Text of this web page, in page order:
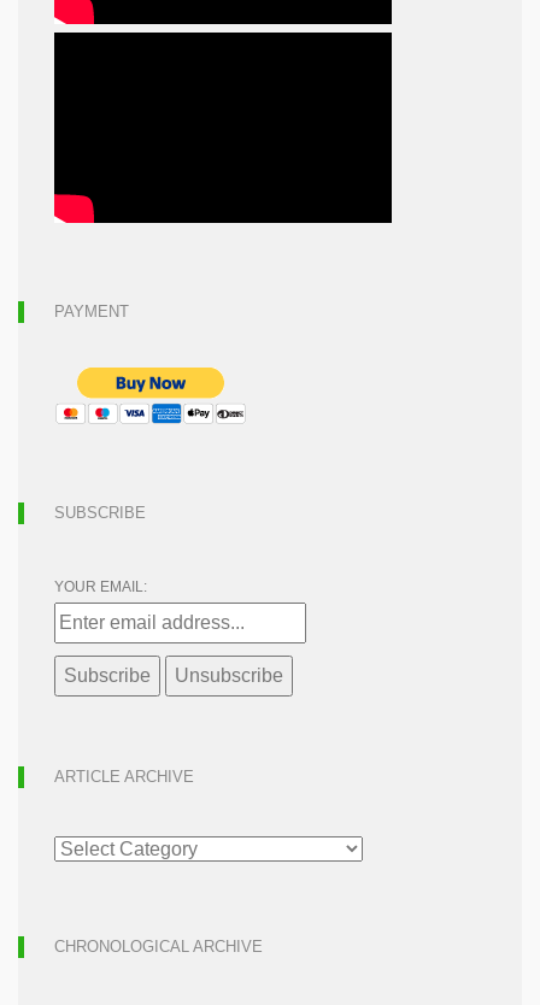
PAYMENT
SUBSCRIBE
YOUR EMAIL:
ARTICLE ARCHIVE
ARTICLE
ARCHIVE
CHRONOLOGICAL ARCHIVE